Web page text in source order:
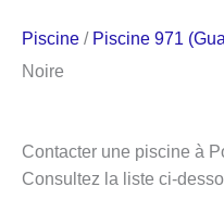
Piscine / Piscine 971
Noire
Contacter une piscine à
Consultez la liste ci-